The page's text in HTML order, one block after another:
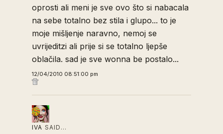
oprosti ali meni je sve ovo što si nabacala
na sebe totalno bez stila i glupo... to je
moje mišljenje naravno, nemoj se
uvrijeditzi ali prije si se totalno ljepše
oblačila. sad je sve wonna be postalo...
12/04/2010 08:51:00 pm
IVA SAID…